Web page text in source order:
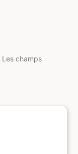
Les champs